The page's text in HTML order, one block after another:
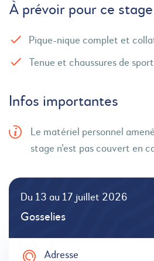
À prévoir pour ce stage
Pique-nique complet et
Tenue et chaussures de sport
Infos importantes
Le matériel personnel
stage n'est pas couvert en
Du 13 au 17 juillet 2026
Gosselies
Adresse